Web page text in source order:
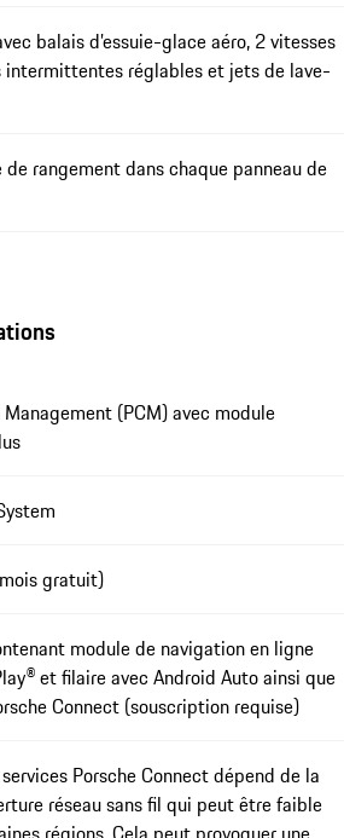
balais d’essuie-glace aéro, 2 vitesses
intermittentes réglables et jets de lave-
rangement dans chaque panneau de
(PCM) avec module
gratuit)
module de navigation en ligne
et filaire avec Android Auto ainsi que
Connect (souscription requise)
Porsche Connect dépend de la
réseau sans fil qui peut être faible